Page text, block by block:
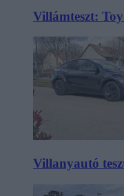
Villámteszt:
Villanyautó